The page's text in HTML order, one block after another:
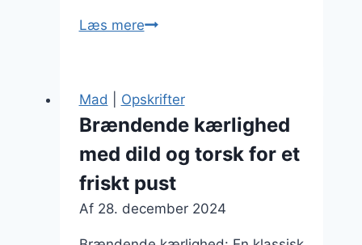
Læs mereBrændende
sennep:
snert
af
krydderi
Mad Opskrifter
Brændende kærlighed
med dild og torsk for et
friskt pust
Af 28. december 2024